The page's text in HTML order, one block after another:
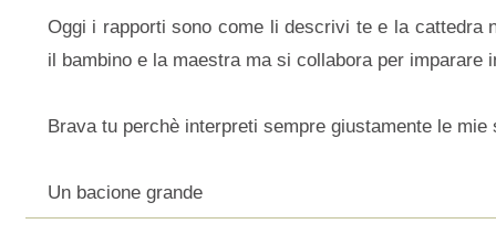
Oggi i rapporti sono come li descrivi te e la cattedra
il bambino e la maestra ma si collabora per imparare
Brava tu perchè interpreti sempre giustamente le mie
Un bacione grande